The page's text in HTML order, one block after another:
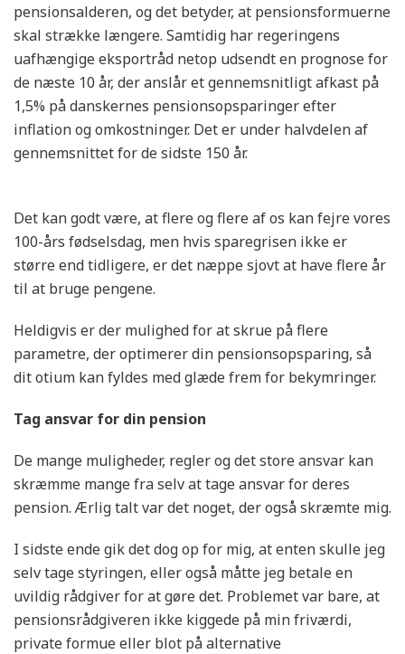
pensionsalderen, og det betyder, at pensionsformuerne
skal strække længere. Samtidig har regeringens
uafhængige eksportråd netop udsendt en prognose for
de næste 10 år, der anslår et gennemsnitligt afkast på
1,5% på danskernes pensionsopsparinger efter
inflation og omkostninger. Det er under halvdelen af
gennemsnittet for de sidste 150 år.
Det kan godt være, at flere og flere af os kan fejre vores
100-års fødselsdag, men hvis sparegrisen ikke er
større end tidligere, er det næppe sjovt at have flere år
til at bruge pengene.
Heldigvis er der mulighed for at skrue på flere
parametre, der optimerer din pensionsopsparing, så
dit otium kan fyldes med glæde frem for bekymringer.
Tag ansvar for din pension
De mange muligheder, regler og det store ansvar kan
skræmme mange fra selv at tage ansvar for deres
pension. Ærlig talt var det noget, der også skræmte mig.
I sidste ende gik det dog op for mig, at enten skulle jeg
selv tage styringen, eller også måtte jeg betale en
uvildig rådgiver for at gøre det. Problemet var bare, at
pensionsrådgiveren ikke kiggede på min friværdi,
private formue eller blot på alternative